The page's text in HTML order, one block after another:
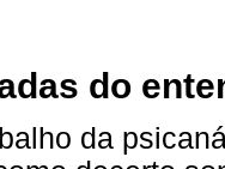
do
da